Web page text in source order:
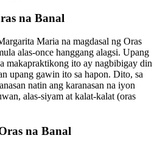
na Banal
Maria na magdasal ng Oras
alas-once hanggang alagsi. Upang
makapraktikong ito ay nagbibigay din
upang gawin ito sa hapon. Dito, sa
natin ang karanasan na iyon
alas-siyam at kalat-kalat (oras
na Banal